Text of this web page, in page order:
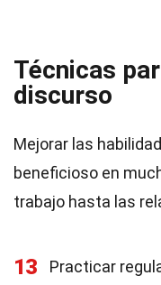
Técnicas
discurso
Mejorar las
beneficioso en
trabajo hasta las
13
Practicar